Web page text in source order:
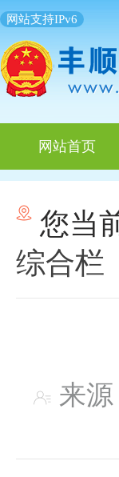
网站支持IPv6
网站首页
您当
综合栏
来